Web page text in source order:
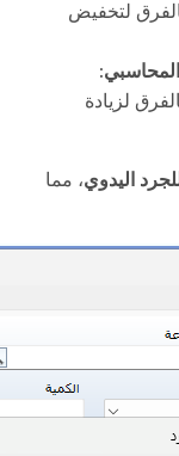
لتخفيض
:
لزيادة
اليدوي، مما